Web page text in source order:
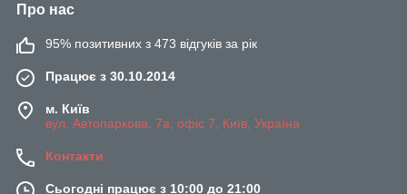
Про нас
95% позитивних з 473 відгуків за рік
Працює з 30.10.2014
м. Київ
вул. Автопаркова, 7а, офіс 7, Київ, Україна
Контакти
Сьогодні працює з 10:00 до 21:00